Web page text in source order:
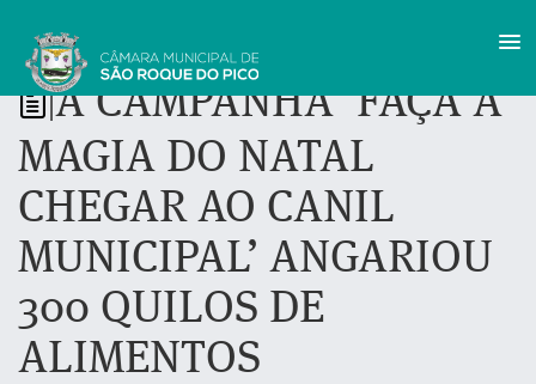
A CAMPANHA ‘FAÇA A
MAGIA DO NATAL
CHEGAR AO CANIL
MUNICIPAL’ ANGARIOU
300 QUILOS DE
ALIMENTOS